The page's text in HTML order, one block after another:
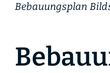
Bebauungsplan